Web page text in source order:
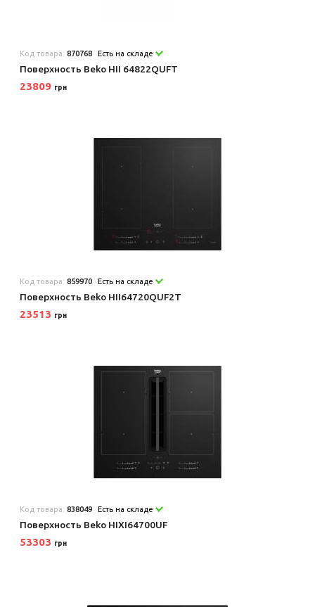
Код товара:870768 Есть на складе
Поверхность Beko HII 64822QUFT
23809 грн
Код товара:859970 Есть на складе
Поверхность Beko HII64720QUF2T
23513 грн
Код товара:838049 Есть на складе
Поверхность Beko HIXI64700UF
53303 грн